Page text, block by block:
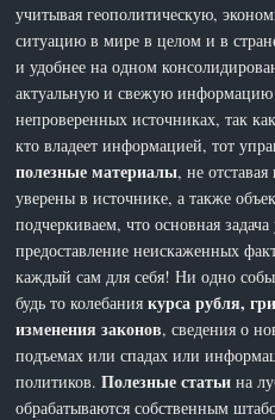
учитывая геополитическую,
ситуацию в мире в целом и в
и удобнее на одном
актуальную и свежую информацию
непроверенных источниках, так
кто владеет информацией, тот
полезные материалы, не
уверены в источнике, а также
подчеркиваем, что основная
предоставление неискаженных
каждый сам для себя! Ни одно
будь то колебаниякурса рубля,
изменения законов, сведения о
подъемах или спадах или
политиков.Полезные статьи на
обрабатываются собственным